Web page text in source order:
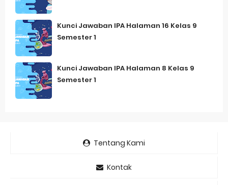
Kunci Jawaban IPA Halaman 16 Kelas 9
Semester 1
Kunci Jawaban IPA Halaman 8 Kelas 9
Semester 1
Tentang Kami
Kontak